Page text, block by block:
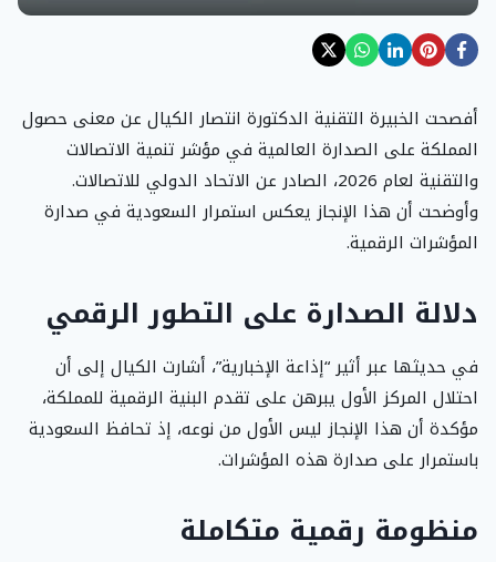
أفصحت الخبيرة التقنية الدكتورة انتصار الكيال عن معنى حصول
المملكة على الصدارة العالمية في مؤشر تنمية الاتصالات
والتقنية لعام 2026، الصادر عن الاتحاد الدولي للاتصالات.
وأوضحت أن هذا الإنجاز يعكس استمرار السعودية في صدارة
المؤشرات الرقمية.
دلالة الصدارة على التطور الرقمي
في حديثها عبر أثير “إذاعة الإخبارية”، أشارت الكيال إلى أن
احتلال المركز الأول يبرهن على تقدم البنية الرقمية للمملكة،
مؤكدة أن هذا الإنجاز ليس الأول من نوعه، إذ تحافظ السعودية
باستمرار على صدارة هذه المؤشرات.
منظومة رقمية متكاملة